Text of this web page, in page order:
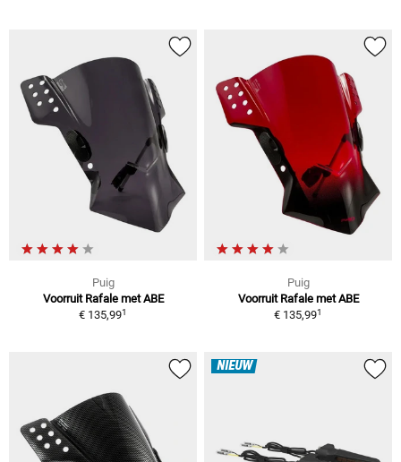
Puig
Voorruit Rafale met ABE
€ 135,991
Puig
Voorruit Rafale met ABE
€ 135,991
NIEUW